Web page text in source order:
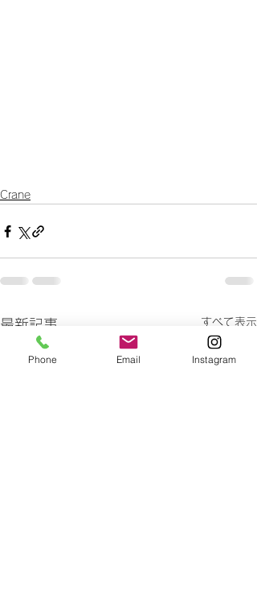
Crane
最新記事 すべて表示
Phone Email Instagram